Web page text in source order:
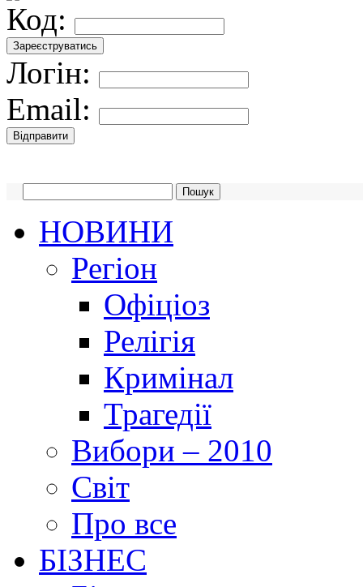
Код:
Логін:
Email:
НОВИНИ
Регіон
Офіціоз
Релігія
Кримінал
Трагедії
Вибори – 2010
Світ
Про все
БІЗНЕС